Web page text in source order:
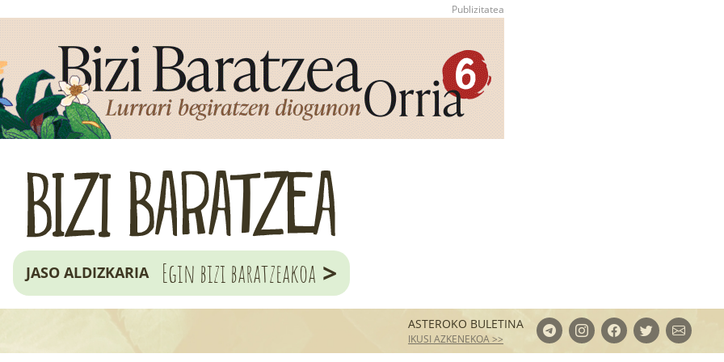
JASO ALDIZKARIA Egin bizi baratzeakoa >
ASTEROKO BULETINA
IKUSI AZKENEKOA >>